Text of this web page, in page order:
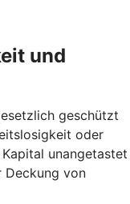
und
geschützt
oder
unangetastet
Deckung von